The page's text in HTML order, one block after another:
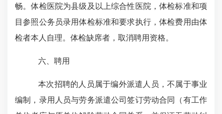
畅。体检医院为县级及以上综合性医院，体检标准和项
目参照公务员录用体检标准和要求执行，体检费用由体
检者本人自理。体检缺席者，取消聘用资格。
六、聘用
本次招聘的人员属于编外派遣人员，不属于事业
编制，录用人员与劳务派遣公司签订劳动合同（有工作